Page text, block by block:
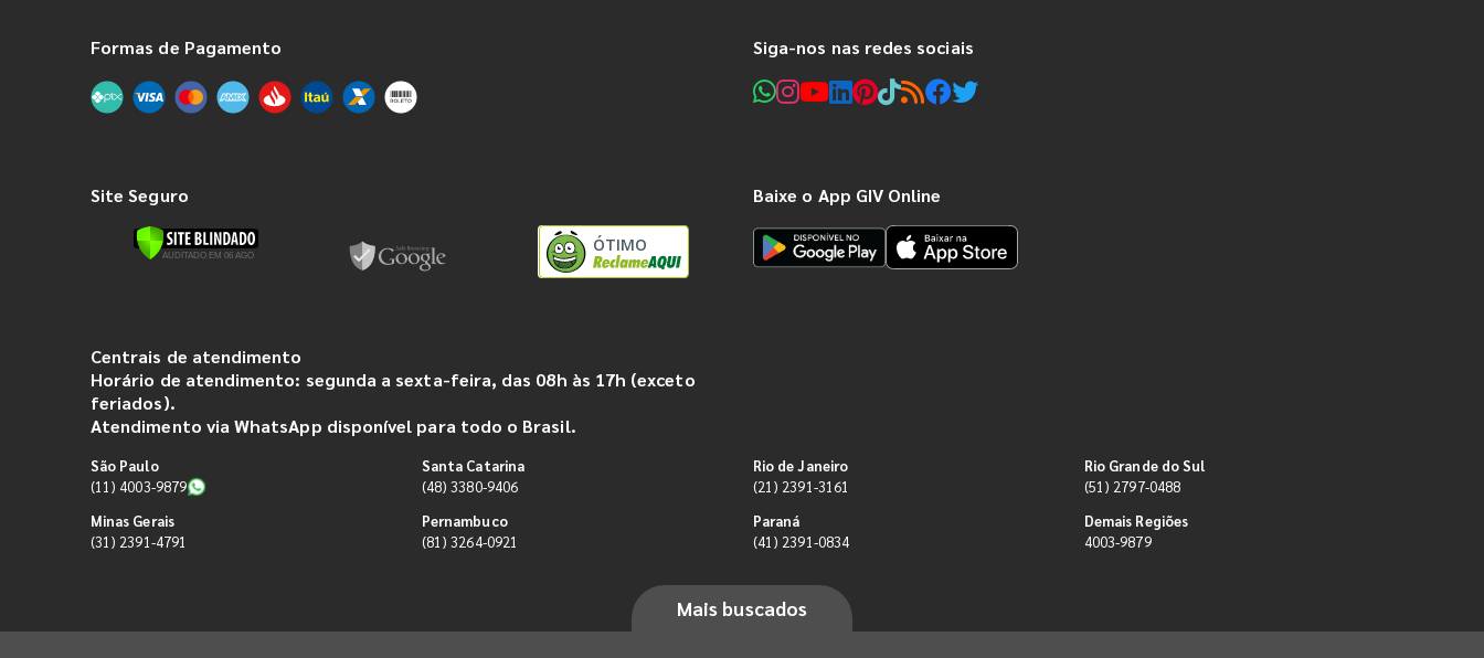
Formas de Pagamento Siga-nos nas redes sociais
Site Seguro
ÓTIMO
Baixe o App GIV Online
Centrais de atendimento
Horário de atendimento: segunda a sexta-feira, das 08h às 17h (exceto
feriados).
Atendimento via WhatsApp disponível para todo o Brasil.
São Paulo
(11) 4003-9879
Minas Gerais
(31) 2391-4791
Santa Catarina
(48) 3380-9406
Pernambuco
(81) 3264-0921
Rio de Janeiro
(21) 2391-3161
Paraná
(41) 2391-0834
Rio Grande do Sul
(51) 2797-0488
Demais Regiões
4003-9879
Mais buscados